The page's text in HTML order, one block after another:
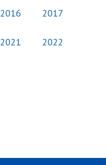
2016 2017
2021 2022